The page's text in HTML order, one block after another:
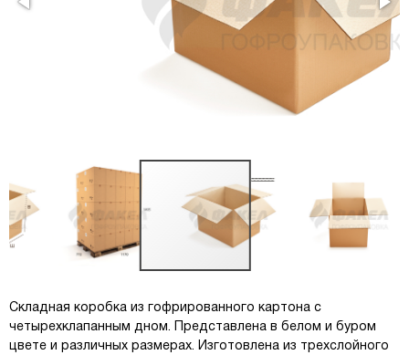
ЖУРНАЛ УПАКОВЩИКА
Складная коробка из гофрированного картона с
четырехклапанным дном. Представлена в белом и буром
цвете и различных размерах. Изготовлена из трехслойного